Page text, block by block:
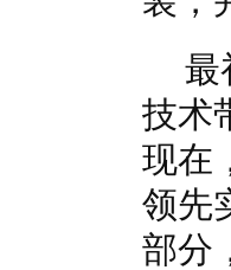
最
技术
现在
领先
部分